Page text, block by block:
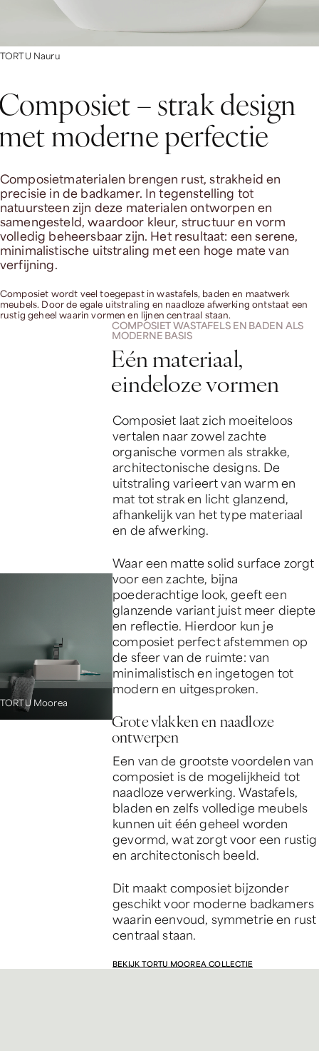
TORTU Nauru
– strak design
moderne perfectie
Composietmaterialen brengen rust, strakheid en
precisie in de badkamer. In tegenstelling tot
natuursteen zijn deze materialen ontworpen en
samengesteld, waardoor kleur, structuur en vorm
volledig beheersbaar zijn. Het resultaat: een serene,
minimalistische uitstraling met een hoge mate van
verfijning.
Composiet wordt veel toegepast in wastafels, baden en maatwerk
meubels. Door de egale uitstraling en naadloze afwerking ontstaat een
rustig geheel waarin vormen en lijnen centraal staan.
TORTU Moorea
COMPOSIET WASTAFELS EN BADEN ALS
MODERNE BASIS
Eénmateriaal,
eindelozevormen
Composiet laat zich moeiteloos
vertalen naar zowel zachte
organische vormen als strakke,
architectonische designs. De
uitstraling varieert van warm en
mat tot strak en licht glanzend,
afhankelijk van het type materiaal
en de afwerking.
Waar een matte solid surface zorgt
voor een zachte, bijna
poederachtige look, geeft een
glanzende variant juist meer diepte
en reflectie. Hierdoor kun je
composiet perfect afstemmen op
de sfeer van de ruimte: van
minimalistisch en ingetogen tot
modern en uitgesproken.
Grote vlakken en naadloze
ontwerpen
Een van de grootste voordelen van
composiet is de mogelijkheid tot
naadloze verwerking. Wastafels,
bladen en zelfs volledige meubels
kunnen uit één geheel worden
gevormd, wat zorgt voor een rustig
en architectonisch beeld.
Dit maakt composiet bijzonder
geschikt voor moderne badkamers
waarin eenvoud, symmetrie en rust
centraal staan.
BEKIJK TORTU MOOREA COLLECTIE